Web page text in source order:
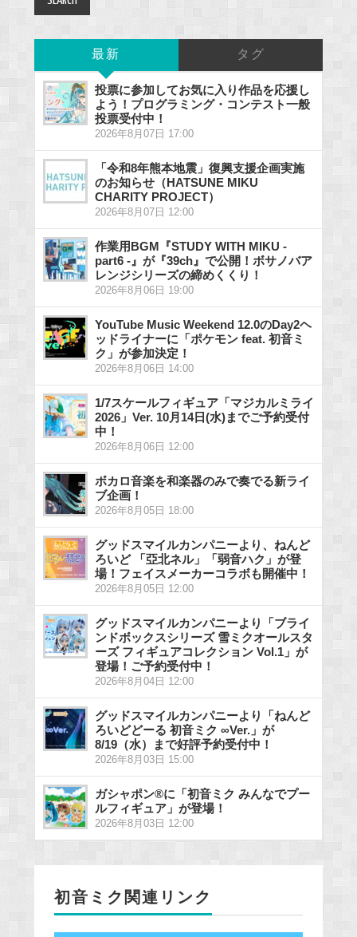
最新 タグ
投票に参加してお気に入り作品を応援し
よう！プログラミング・コンテスト一般
投票受付中！
2026年8月07日 17:00
「令和8年熊本地震」復興支援企画実施
のお知らせ（HATSUNE MIKU
CHARITY PROJECT）
2026年8月07日 12:00
作業用BGM『STUDY WITH MIKU -
part6 -』が『39ch』で公開！ボサノバア
レンジシリーズの締めくくり！
2026年8月06日 19:00
YouTube Music Weekend 12.0のDay2ヘ
ッドライナーに「ポケモン feat. 初音ミ
ク」が参加決定！
2026年8月06日 14:00
1/7スケールフィギュア「マジカルミライ
2026」Ver. 10月14日(水)までご予約受付
中！
2026年8月06日 12:00
ボカロ音楽を和楽器のみで奏でる新ライ
ブ企画！
2026年8月05日 18:00
グッドスマイルカンパニーより、ねんど
ろいど 「亞北ネル」「弱音ハク」が登
場！フェイスメーカーコラボも開催中！
2026年8月05日 12:00
グッドスマイルカンパニーより「ブライ
ンドボックスシリーズ 雪ミクオールスタ
ーズ フィギュアコレクション Vol.1」が
登場！ご予約受付中！
2026年8月04日 12:00
グッドスマイルカンパニーより「ねんど
ろいどどーる 初音ミク ∞Ver.」が
8/19（水）まで好評予約受付中！
2026年8月03日 15:00
ガシャポン®に「初音ミク みんなでプー
ルフィギュア」が登場！
2026年8月03日 12:00
初音ミク関連リンク